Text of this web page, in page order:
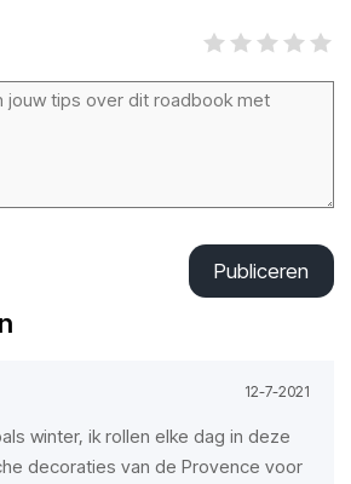
Publiceren
12-7-2021
winter, ik rollen elke dag in deze
decoraties van de Provence voor